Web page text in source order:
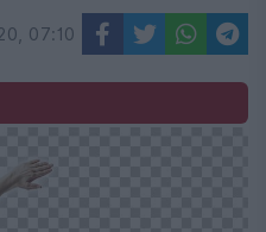
07:10